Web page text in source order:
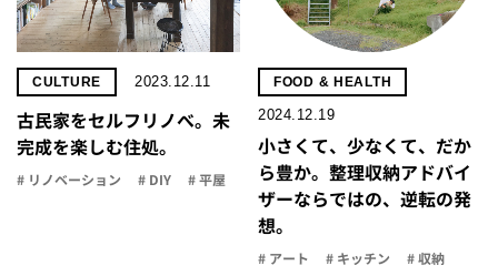
CULTURE 2023.12.11
古民家をセルフリノべ。未
完成を楽しむ住処。
# リノベーション # DIY # 平屋
FOOD & HEALTH
2024.12.19
小さくて、少なくて、だか
ら豊か。整理収納アドバイ
ザーならではの、逆転の発
想。
# アート # キッチン # 収納